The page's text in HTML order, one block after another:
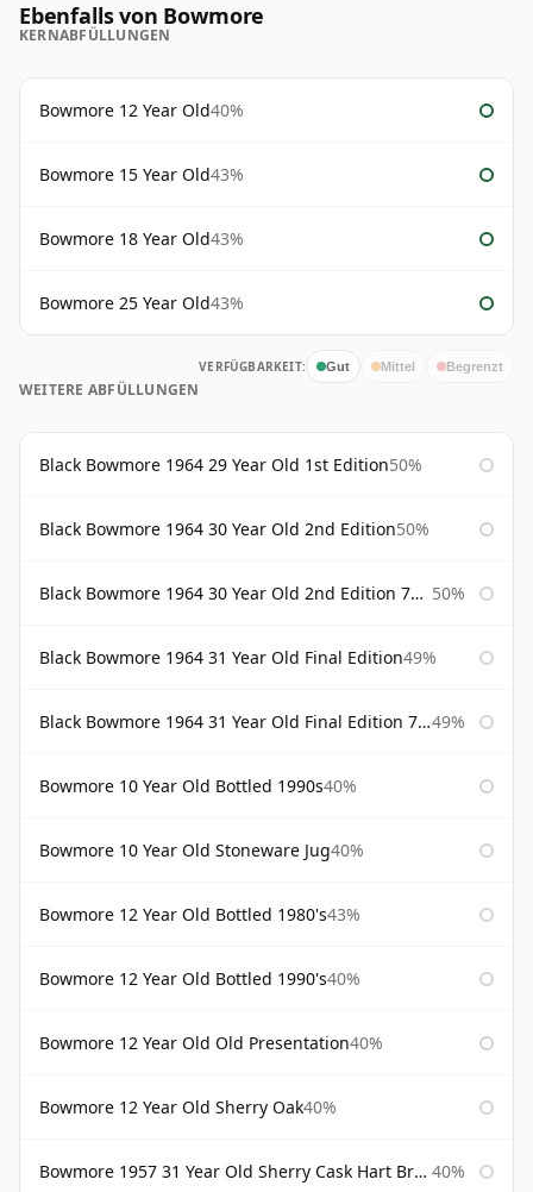
Ebenfalls von Bowmore
KERNABFÜLLUNGEN
Bowmore 12 Year Old40%
Bowmore 15 Year Old43%
Bowmore 18 Year Old43%
Bowmore 25 Year Old43%
VERFÜGBARKEIT: Gut Mittel Begrenzt
WEITERE ABFÜLLUNGEN
Black Bowmore 1964 29 Year Old 1st Edition50%
Black Bowmore 1964 30 Year Old 2nd Edition50%
Black Bowmore 1964 30 Year Old 2nd Edition 75cl 50%
Black Bowmore 1964 31 Year Old Final Edition49%
Black Bowmore 1964 31 Year Old Final Edition 75cl 49%
Bowmore 10 Year Old Bottled 1990s40%
Bowmore 10 Year Old Stoneware Jug40%
Bowmore 12 Year Old Bottled 1980's43%
Bowmore 12 Year Old Bottled 1990's40%
Bowmore 12 Year Old Old Presentation40%
Bowmore 12 Year Old Sherry Oak40%
Bowmore 1957 31 Year Old Sherry Cask Hart Brothers 40%